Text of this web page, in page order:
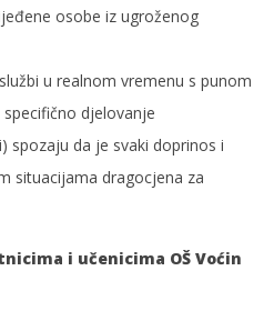
osobe iz ugroženog
u realnom vremenu s punom
djelovanje
spozaju da je svaki doprinos i
situacijama dragocjena za
i učenicima OŠ Voćin